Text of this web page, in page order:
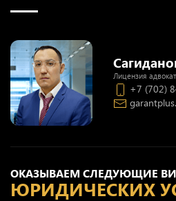
ОКАЗЫВАЕМ СЛЕДУЮЩИЕ
ЮРИДИЧЕСКИХ
Лицензия
+7 (702)